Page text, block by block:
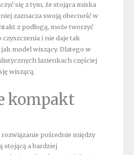
się z tym, że stojąca miska
zaznacza swoją obecność w
z podłogą, może tworzyć
czyszczenia i nie daje tak
model wiszący. Dlatego w
łazienkach częściej
wiszącą.
kompakt
pośrednie między
stojącą a bardziej